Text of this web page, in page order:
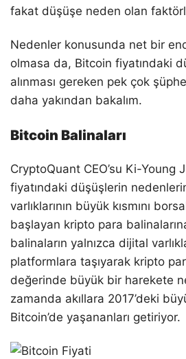
fakat düşüşe neden olan
Nedenler konusunda net bir
olmasa da, Bitcoin fiyatındaki
alınması gereken pek çok
daha yakından bakalım.
Bitcoin Balinaları
CryptoQuant CEO’su Ki-Young
fiyatındaki düşüşlerin
varlıklarının büyük kısmını
başlayan kripto para
balinaların yalnızca dijital
platformlara taşıyarak kripto
değerinde büyük bir harekete
zamanda akıllara 2017’deki
Bitcoin’de yaşananları getiriyor.